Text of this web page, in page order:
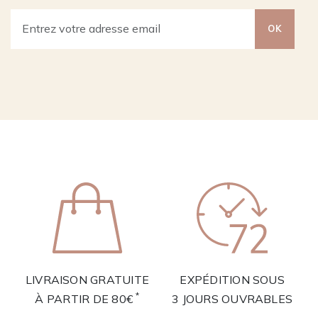
OK
LIVRAISON GRATUITE
À PARTIR DE 80€*
EXPÉDITION SOUS
3 JOURS OUVRABLES